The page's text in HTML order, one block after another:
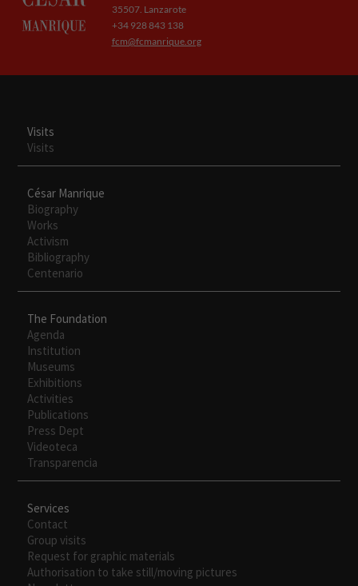
35507. Lanzarote
+34 928 843 138
fcm@fcmanrique.org
Visits
Visits
César Manrique
Biography
Works
Activism
Bibliography
Centenario
The Foundation
Agenda
Institution
Museums
Exhibitions
Activities
Publications
Press Dept
Videoteca
Transparencia
Services
Contact
Group visits
Request for graphic materials
Authorisation to take still/moving pictures